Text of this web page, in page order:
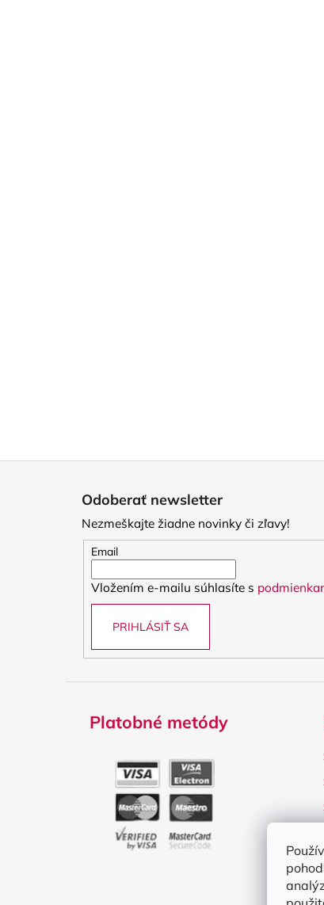
Odoberať newsletter
Nezmeškajte žiadne novinky či zľavy!
Email
Vložením e-mailu súhlasíte s
PRIHLÁSIŤ SA
Platobné metódy